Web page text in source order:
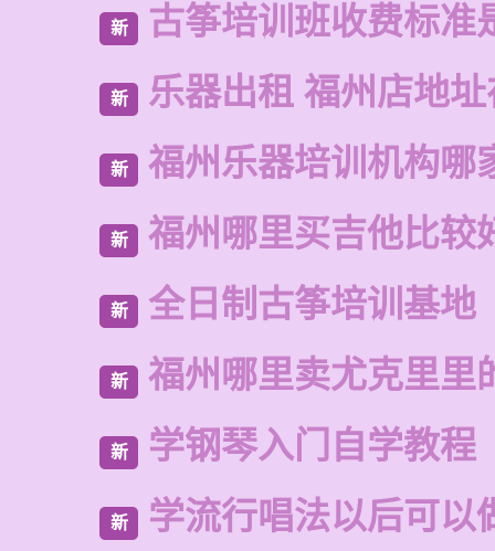
新 古筝培训班收费标准
新 乐器出租 福州店地
新 福州乐器培训机构哪
新 福州哪里买吉他比较
新 全日制古筝培训基地
新 福州哪里卖尤克里里
新 学钢琴入门自学教程
新 学流行唱法以后可以